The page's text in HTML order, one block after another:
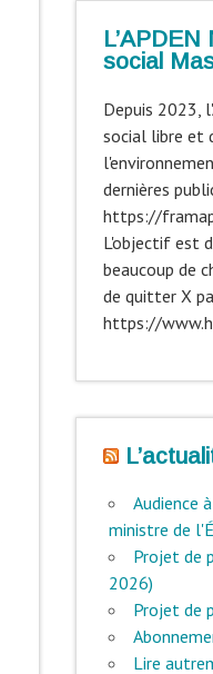
social
Depuis 2023,
social libre et
dernières
https://
L'objectif est
beaucoup de
de quitter X
https://
Audience
ministre de
Projet de
2026)
Projet de
Lire